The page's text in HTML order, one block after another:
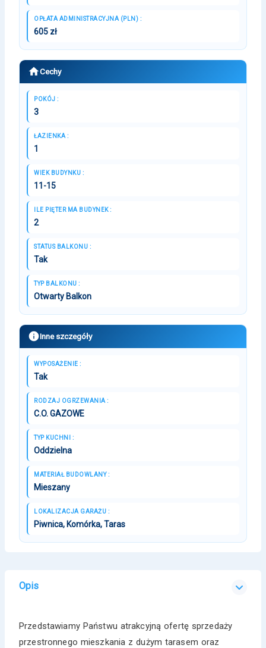
OPŁATA ADMINISTRACYJNA (PLN) :
605 zł
Cechy
POKÓJ :
3
ŁAZIENKA :
1
WIEK BUDYNKU :
11-15
ILE PIĘTER MA BUDYNEK :
2
STATUS BALKONU :
Tak
TYP BALKONU :
Otwarty Balkon
Inne szczegóły
WYPOSAŻENIE :
Tak
RODZAJ OGRZEWANIA :
C.O. GAZOWE
TYP KUCHNI :
Oddzielna
MATERIAŁ BUDOWLANY :
Mieszany
LOKALIZACJA GARAŻU :
Piwnica, Komórka, Taras
Opis
Przedstawiamy Państwu atrakcyjną ofertę sprzedaży
przestronnego mieszkania z dużym tarasem oraz